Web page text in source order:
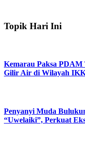
Topik Hari Ini
Kemarau Paksa
Gilir Air di Wilayah
Penyanyi Muda
“Uwelaiki”, Perkuat